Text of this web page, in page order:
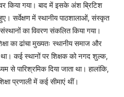
किया गया। बाद में इसके अंश ब्रिटिश
सर्वेक्षण में स्थानीय पाठशालाओं, संस्कृत
का विवरण संकलित किया गया।
का ढांचा मुख्यतः स्थानीय समाज और
कई स्थानों पर शिक्षक को नगद शुल्क,
से पारिश्रमिक दिया जाता था। हालांकि,
प्रणाली में कई सीमाएं थीं।